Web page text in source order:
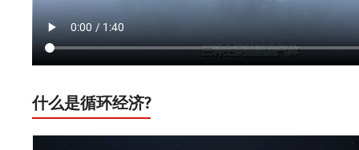
什么是循环经济?